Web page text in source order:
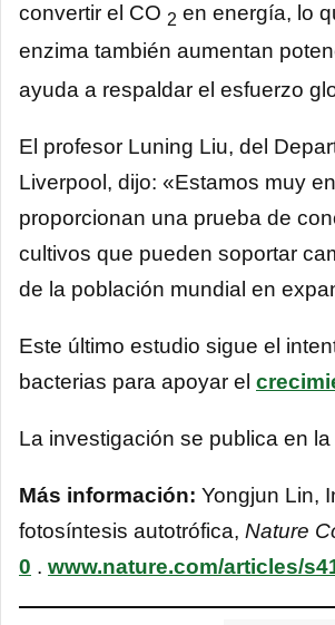
convertir el CO 2 en energía, lo
enzima también aumentan
ayuda a respaldar el esfuerzo
El profesor Luning Liu, del
Liverpool, dijo: «Estamos muy
proporcionan una prueba de
cultivos que pueden soportar
de la población mundial en
Este último estudio sigue el
bacterias para apoyar el
La investigación se publica en
Más información: Yongjun Lin,
fotosíntesis autotrófica, Nature
0 . www.nature.com/articles/